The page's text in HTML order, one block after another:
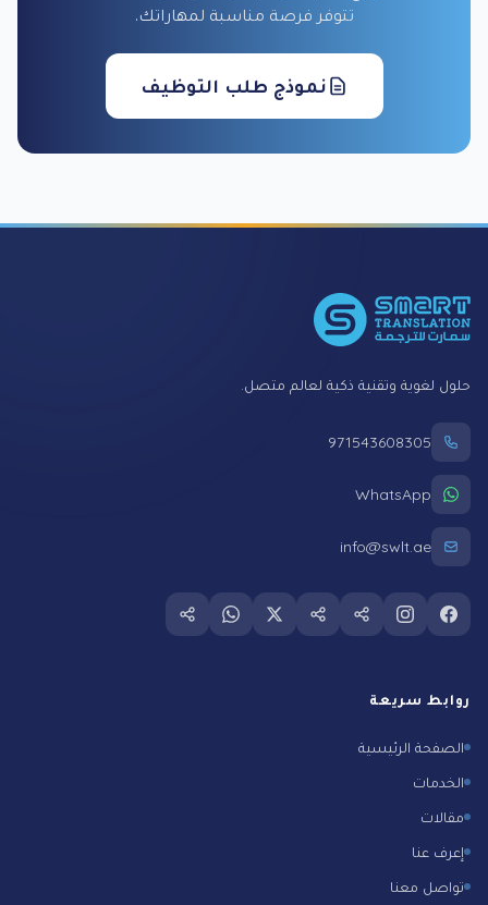
تتوفر فرصة مناسبة لمهاراتك.
نموذج طلب التوظيف
حلول لغوية وتقنية ذكية لعالم متصل.
971543608305
WhatsApp
info@swlt.ae
Follow us on facebook
Follow us on instagram
Follow us on snapchat
Follow us on tiktok
Follow us on twitter
Follow us on whatsapp
Follow us on
روابط سريعة
الصفحة الرئيسية
الخدمات
مقالات
إعرف عنا
تواصل معنا